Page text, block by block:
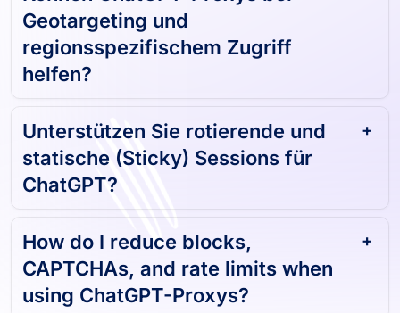
Geotargeting und
regionsspezifischem Zugriff
helfen?
Unterstützen Sie rotierende und
statische (Sticky) Sessions für
ChatGPT?
How do I reduce blocks,
CAPTCHAs, and rate limits when
using ChatGPT-Proxys?